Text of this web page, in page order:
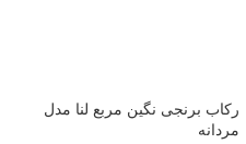
رکاب برنجی نگین مربع لنا مدل
مردانه